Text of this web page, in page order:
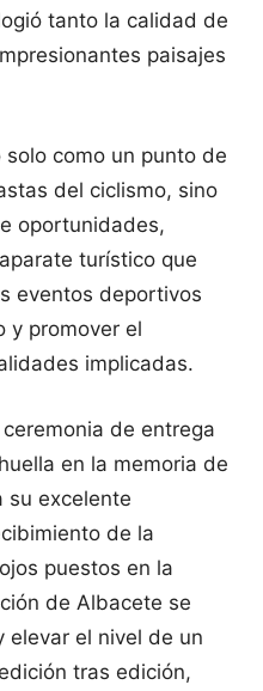
tanto la calidad de
paisajes
como un punto de
del ciclismo, sino
oportunidades,
turístico que
eventos deportivos
y promover el
implicadas.
de entrega
en la memoria de
su excelente
de la
puestos en la
de Albacete se
elevar el nivel de un
tras edición,